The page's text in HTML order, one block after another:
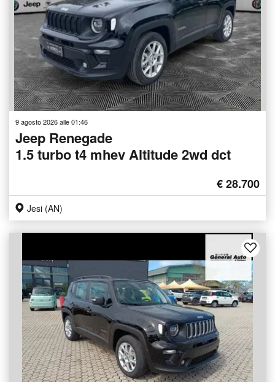
9 agosto 2026 alle 01:46
Jeep Renegade
1.5 turbo t4 mhev Altitude 2wd dct
€ 28.700
Jesi (AN)